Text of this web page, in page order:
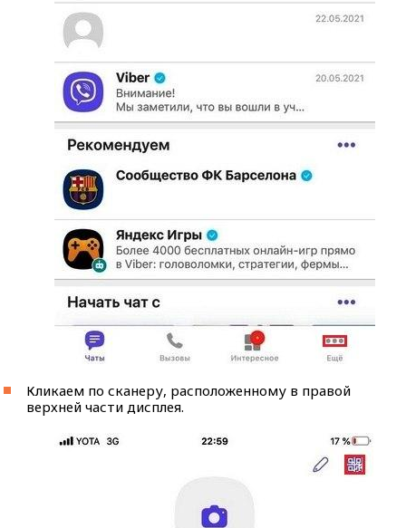
Кликаем по сканеру, расположенному в правой
верхней части дисплея.